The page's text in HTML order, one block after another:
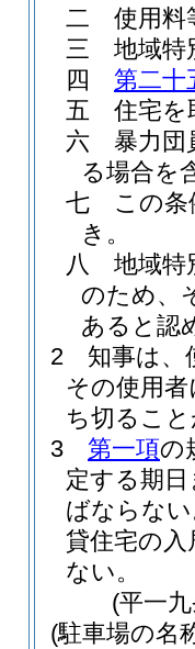
二
使用料
三
地域特
四
第二十
五
住宅を
六
暴力団
る場合を
七
この
き。
八
地域特
のため、
あると認
2
知事は、
その使用
ち切るこ
3
第一項の
定する期
ばならな
貸住宅の
ない。
(平一
(駐車場の名